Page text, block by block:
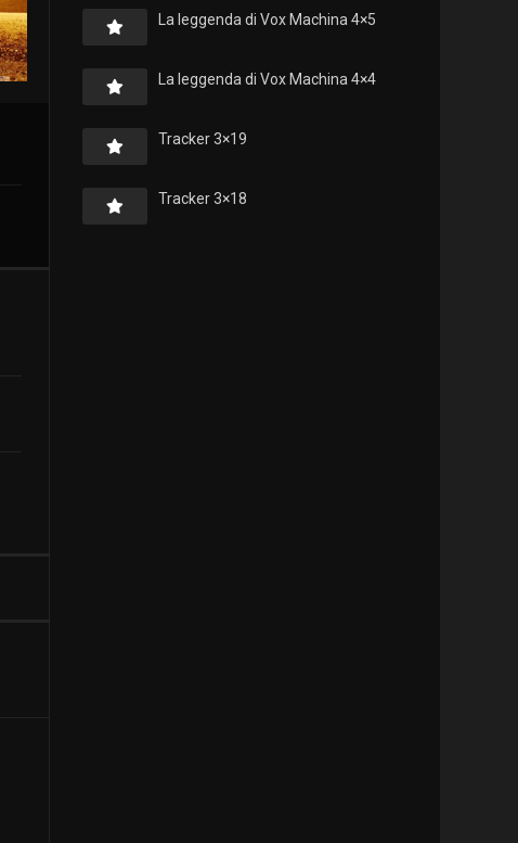
La leggenda di Vox Machina 4×5
La leggenda di Vox Machina 4×4
Tracker 3×19
Tracker 3×18